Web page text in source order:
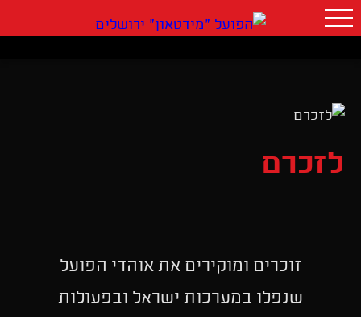
לזכרם
זוכרים ומוקירים את אוהדי הפועל
שנפלו במערכות ישראל ובפעולות